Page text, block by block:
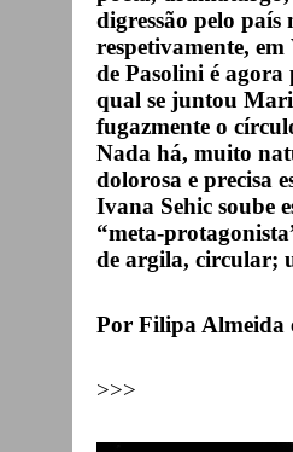
digressão pelo
respetivamente,
de Pasolini é agora
qual se juntou
fugazmente o
Nada há, muito
dolorosa e precisa
Ivana Sehic soube
“meta-
de argila, circular;
Por Filipa Almeida
>>>